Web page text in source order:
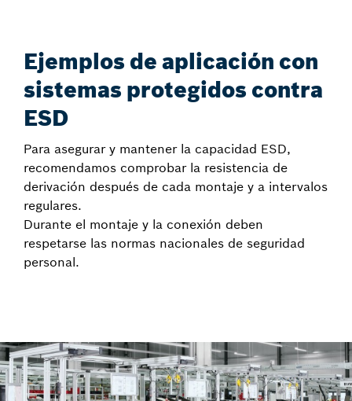
Ejemplos de aplicación con
sistemas protegidos contra
ESD
Para asegurar y mantener la capacidad ESD,
recomendamos comprobar la resistencia de
derivación después de cada montaje y a intervalos
regulares.
Durante el montaje y la conexión deben
respetarse las normas nacionales de seguridad
personal.